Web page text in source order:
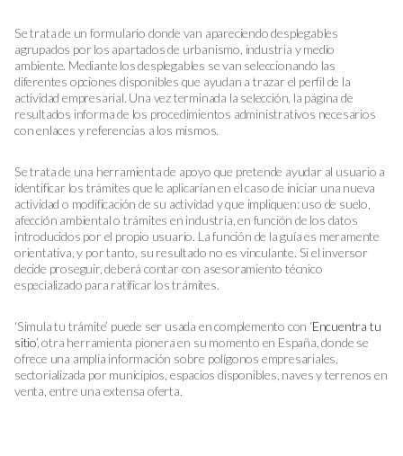
Se trata de un formulario donde van apareciendo desplegables
agrupados por los apartados de urbanismo, industria y medio
ambiente. Mediante los desplegables se van seleccionando las
diferentes opciones disponibles que ayudan a trazar el perfil de la
actividad empresarial. Una vez terminada la selección, la página de
resultados informa de los procedimientos administrativos necesarios
con enlaces y referencias a los mismos.
Se trata de una herramienta de apoyo que pretende ayudar al usuario a
identificar los trámites que le aplicarían en el caso de iniciar una nueva
actividad o modificación de su actividad y que impliquen: uso de suelo,
afección ambiental o trámites en industria, en función de los datos
introducidos por el propio usuario. La función de la guía es meramente
orientativa, y por tanto, su resultado no es vinculante. Si el inversor
decide proseguir, deberá contar con asesoramiento técnico
especializado para ratificar los trámites.
‘Simula tu trámite’ puede ser usada en complemento con ‘Encuentra tu
sitio’, otra herramienta pionera en su momento en España, donde se
ofrece una amplia información sobre polígonos empresariales,
sectorializada por municipios, espacios disponibles, naves y terrenos en
venta, entre una extensa oferta.